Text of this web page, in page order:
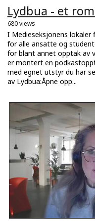
Lydbua - et
680 views
I Medieseksjonens lokaler
for alle ansatte og
for blant annet opptak av
er montert en
med egnet utstyr du har
av Lydbua:Åpne opp...